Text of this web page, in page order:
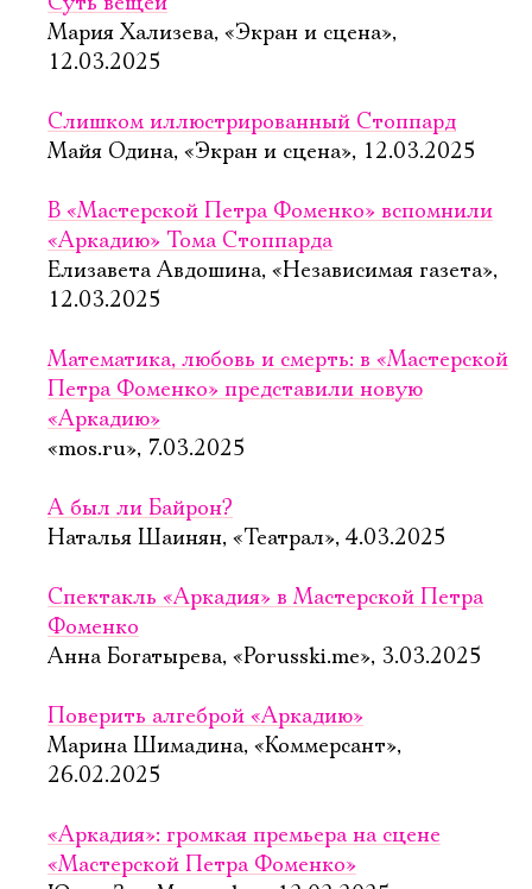
Мария Хализева, «Экран и сцена»,
12.03.2025
Слишком иллюстрированный Стоппард
Майя Одина, «Экран и сцена», 12.03.2025
В «Мастерской Петра Фоменко» вспомнили
«Аркадию» Тома Стоппарда
Елизавета Авдошина, «Независимая газета»,
12.03.2025
Математика, любовь и смерть: в «Мастерской
Петра Фоменко» представили новую
«Аркадию»
«mos.ru», 7.03.2025
А был ли Байрон?
Наталья Шаинян, «Театрал», 4.03.2025
Спектакль «Аркадия» в Мастерской Петра
Фоменко
Анна Богатырева, «Porusski.me», 3.03.2025
Поверить алгеброй «Аркадию»
Марина Шимадина, «Коммерсант»,
26.02.2025
«Аркадия»: громкая премьера на сцене
«Мастерской Петра Фоменко»